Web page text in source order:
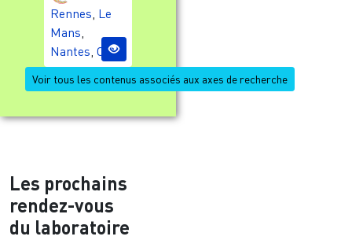
Rennes Le
Mans
Nantes Caen
Voir tous les contenus associés aux axes de recherche
Les prochains
rendez-vous
du laboratoire